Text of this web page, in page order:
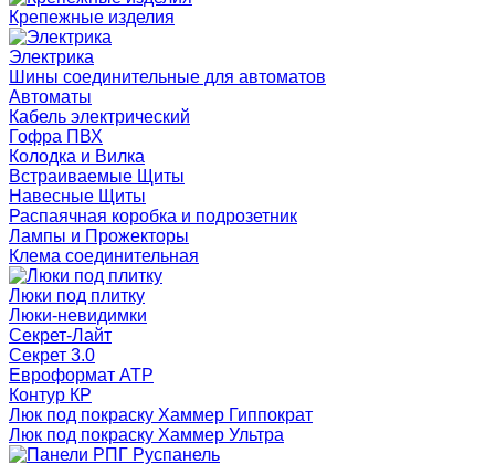
Крепежные изделия
Электрика
Шины соединительные для автоматов
Автоматы
Кабель электрический
Гофра ПВХ
Колодка и Вилка
Встраиваемые Щиты
Навесные Щиты
Распаячная коробка и подрозетник
Лампы и Прожекторы
Клема соединительная
Люки под плитку
Люки-невидимки
Секрет-Лайт
Секрет 3.0
Евроформат АТР
Контур КР
Люк под покраску Хаммер Гиппократ
Люк под покраску Хаммер Ультра